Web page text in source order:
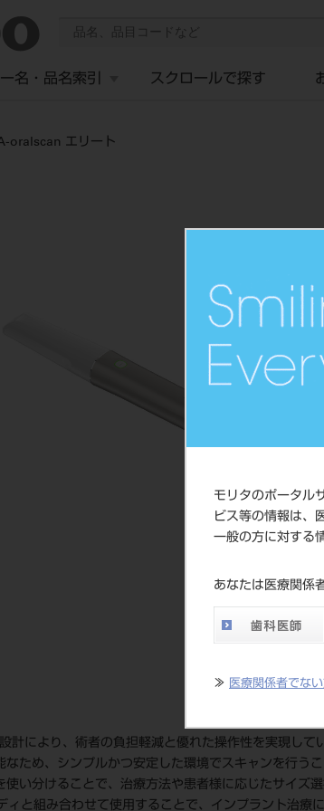
モリタのポータル
ビス等の情報は、
一般の方に対する
あなたは医療関係
≫ 医療関係者でな
名・品名索引 スクロールで探す
oralscan エリート
計により、術者の負担軽減と優れた操作性を実現して
なため、シンプルかつ安定した環境でスキャンを行うこ
使い分けることで、治療方法や患者様に応じたサイズ
ィと組み合わせて使用することで、インプラント治療